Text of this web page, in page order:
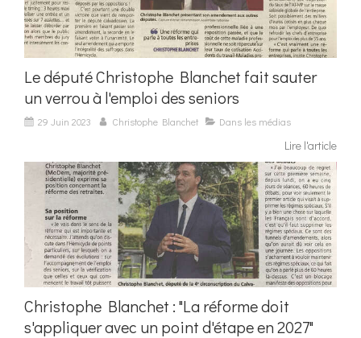
Le député Christophe Blanchet fait sauter
un verrou à l'emploi des seniors
29 Juin 2023 Christophe Blanchet Dans les médias
Lire l'article
Christophe Blanchet : "La réforme doit
s'appliquer avec un point d'étape en 2027"